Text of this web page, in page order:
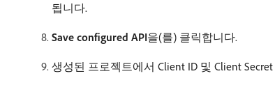
됩니다.
Save configured API​을(를) 클릭합니다.
생성된 프로젝트에서 Client ID 및 Client